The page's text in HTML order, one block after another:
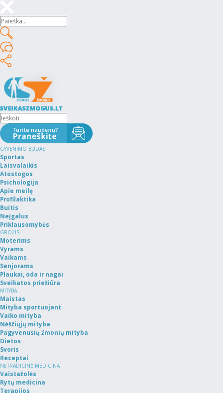
GYVENIMO BŪDAS
Sportas
Laisvalaikis
Atostogos
Psichologija
Apie meilę
Profilaktika
Buitis
Neįgalus
Priklausomybės
GROŽIS
Moterims
Vyrams
Vaikams
Senjorams
Plaukai, oda ir nagai
Sveikatos priežiūra
MITYBA
Maistas
Mityba sportuojant
Vaiko mityba
Nėščiųjų mityba
Pagyvenusių žmonių mityba
Dietos
Svoris
Receptai
NETRADICINĖ MEDICINA
Vaistažolės
Rytų medicina
Terapijos